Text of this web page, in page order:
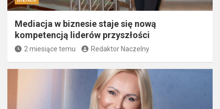
Mediacja w biznesie staje się nową
kompetencją liderów przyszłości
2 miesiące temu Redaktor Naczelny